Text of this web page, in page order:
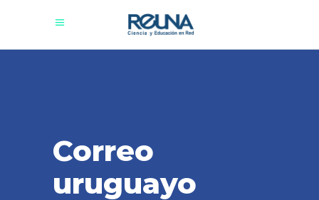
Correo
uruguayo